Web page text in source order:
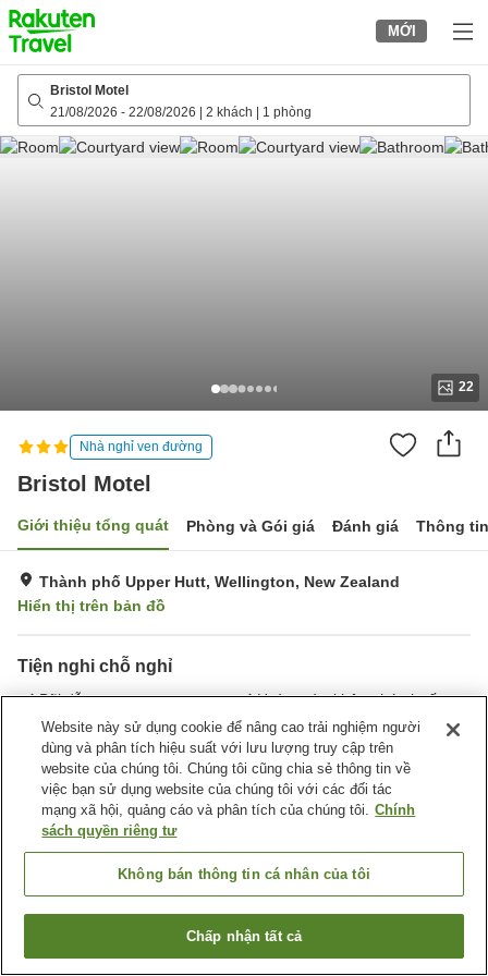
to
top
page
MỚI
Bristol Motel
21/08/2026 - 22/08/2026 2 khách 1 phòng
22
Nhà nghỉ ven đường
Bristol Motel
Giới thiệu tổng quát Phòng và Gói giá Đánh giá Thông
Thành phố Upper Hutt, Wellington, New Zealand
Hiển thị trên bản đồ
Tiện nghi chỗ nghỉ
Bãi đỗ xe
Hoàn toàn không hút thuốc
Giặt ủi
Trang chủ New Zealand Wellington
Thành phố Upper Hutt
Bristol Motel
Tìm phòng trống
Website này sử dụng cookie để nâng cao trải nghiệm người
dùng và phân tích hiệu suất với lưu lượng truy cập trên
website của chúng tôi. Chúng tôi cũng chia sẻ thông tin về
việc bạn sử dụng website của chúng tôi với các đối tác
mạng xã hội, quảng cáo và phân tích của chúng tôi. Chính
sách quyền riêng tư
Không bán thông tin cá nhân của tôi
Chấp nhận tất cả